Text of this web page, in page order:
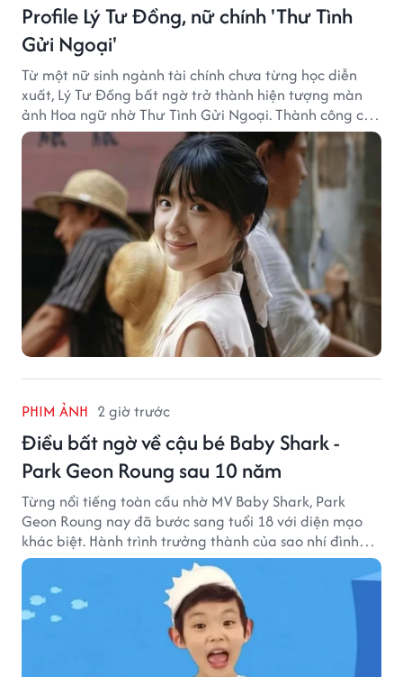
Profile Lý Tư Đồng, nữ chính 'Thư Tình
Gửi Ngoại'
Từ một nữ sinh ngành tài chính chưa từng học diễn
xuất, Lý Tư Đồng bất ngờ trở thành hiện tượng màn
ảnh Hoa ngữ nhờ Thư Tình Gửi Ngoại. Thành công của
bộ phim doanh thu hơn 8.100 tỷ đồng đã mở ra bước
ngoặt lớn trong cuộc đời cô gái sinh năm 2004.
PHIM ẢNH 2 giờ trước
Điều bất ngờ về cậu bé Baby Shark -
Park Geon Roung sau 10 năm
Từng nổi tiếng toàn cầu nhờ MV Baby Shark, Park
Geon Roung nay đã bước sang tuổi 18 với diện mạo
khác biệt. Hành trình trưởng thành của sao nhí đình
đám một thời đang thu hút sự quan tâm của nhiều